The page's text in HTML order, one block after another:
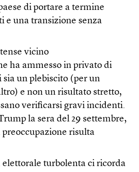
di portare a termine
e una transizione senza
vicino
ha ammesso in privato di
sia un plebiscito (per un
e non un risultato stretto,
verificarsi gravi incidenti.
la sera del 29 settembre,
risulta
elettorale turbolenta ci ricorda